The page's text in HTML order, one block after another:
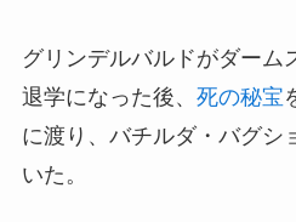
グリンデルバルドがダーム
退学になった後、 死の秘宝
に渡り、バチルダ・バグシ
いた。